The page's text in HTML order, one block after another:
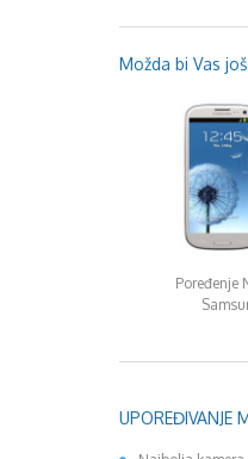
Možda bi Vas
Poređenje
UPOREĐIVANJE